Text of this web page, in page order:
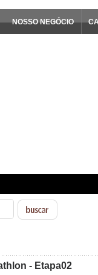
NOSSO NEGÓCIO
- Etapa02